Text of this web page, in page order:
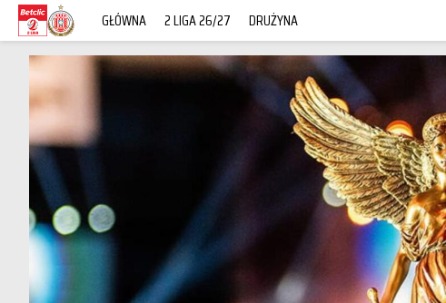
GŁÓWNA 2 LIGA 26/27 DRUŻYNA